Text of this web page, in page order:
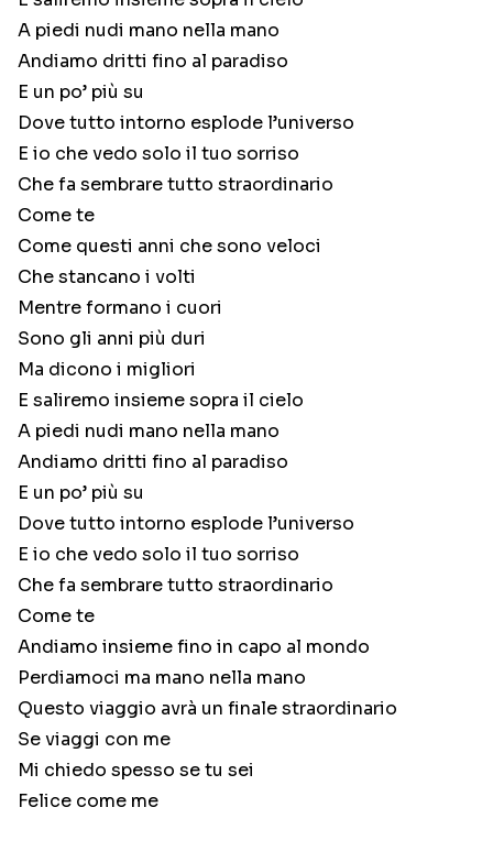
A piedi nudi mano nella mano
Andiamo dritti fino al paradiso
E un po’ più su
Dove tutto intorno esplode l’universo
E io che vedo solo il tuo sorriso
Che fa sembrare tutto straordinario
Come te
Come questi anni che sono veloci
Che stancano i volti
Mentre formano i cuori
Sono gli anni più duri
Ma dicono i migliori
E saliremo insieme sopra il cielo
A piedi nudi mano nella mano
Andiamo dritti fino al paradiso
E un po’ più su
Dove tutto intorno esplode l’universo
E io che vedo solo il tuo sorriso
Che fa sembrare tutto straordinario
Come te
Andiamo insieme fino in capo al mondo
Perdiamoci ma mano nella mano
Questo viaggio avrà un finale straordinario
Se viaggi con me
Mi chiedo spesso se tu sei
Felice come me